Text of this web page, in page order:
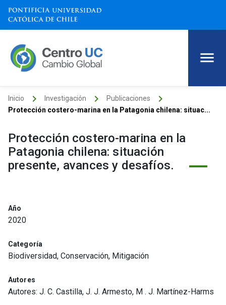
Inicio keyboard_arrow_right Investigación keyboard_arrow_right Publicaciones keyboard_arrow_right
Protección costero-marina en la Patagonia chilena: situac...
Protección costero-marina en la
Patagonia chilena: situación
presente, avances y desafíos.
Año
2020
Categoría
Biodiversidad, Conservación, Mitigación
Autores
Autores: J. C. Castilla, J. J. Armesto, M . J. Martínez-Harms